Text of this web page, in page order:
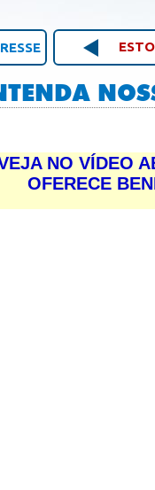
NO VÍDEO
OFERECE